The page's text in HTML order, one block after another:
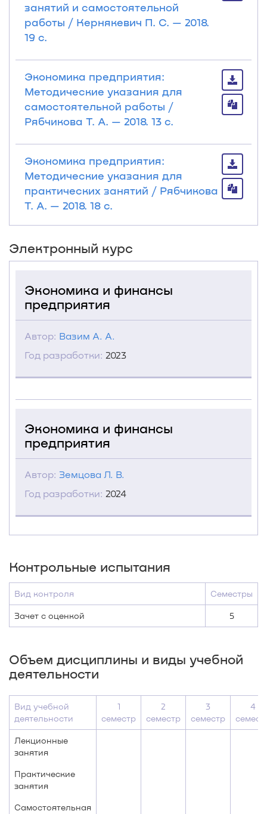
занятий и самостоятельной
работы / Кернякевич П. С. — 2018.
19 с.
Экономика предприятия:
Методические указания для
самостоятельной работы /
Рябчикова Т. А. — 2018. 13 с.
Экономика предприятия:
Методические указания для
практических занятий / Рябчикова
Т. А. — 2018. 18 с.
Электронный курс
Экономика и финансы
предприятия
Автор: Вазим А. А.
Год разработки: 2023
Экономика и финансы
предприятия
Автор: Земцова Л. В.
Год разработки: 2024
Контрольные испытания
Вид контроля Семестры
Зачет с оценкой 5
Объем дисциплины и виды учебной
деятельности
Вид учебной
деятельности
1
семестр
2
семестр
3
семестр
4
Лекционные
занятия
Практические
занятия
Самостоятельная